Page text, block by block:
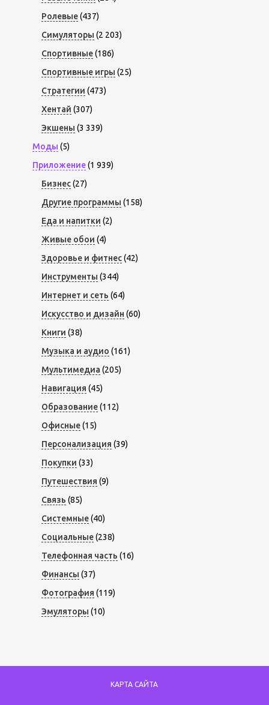
Ролевые(437)
Симуляторы (2 203)
Спортивные(186)
Спортивные игры (25)
Стратегии (473)
Хентай (307)
Экшены (3 339)
Моды (5)
Приложение(1 939)
Бизнес(27)
Другие программы (158)
Еда и напитки (2)
Живые обои (4)
Здоровье и фитнес(42)
Инструменты (344)
Интернет и сеть (64)
Искусство и дизайн (60)
Книги (38)
Музыка и аудио (161)
Мультимедиа (205)
Навигация (45)
Образование(112)
Офисные(15)
Персонализация (39)
Покупки (33)
Путешествия (9)
Связь (85)
Системные(40)
Социальные(238)
Телефонная часть (16)
Финансы (37)
Фотография (119)
Эмуляторы (10)
КАРТА САЙТА